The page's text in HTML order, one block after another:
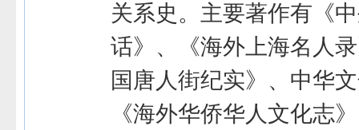
关系史。主要著作有《
话》、《海外上海名人
国唐人街纪实》、中华
《海外华侨华人文化志